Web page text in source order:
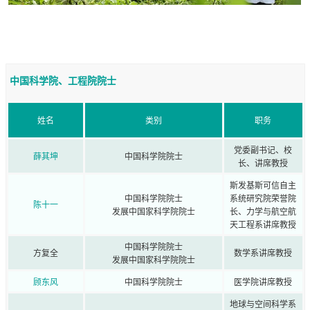
中国科学院、工程院院士
姓名 类别 职务
薛其坤 中国科学院院士
党委副书记、校
长、讲席教授
陈十一
中国科学院院士
发展中国家科学院院士
斯发基斯可信自主
系统研究院荣誉院
长、力学与航空航
天工程系讲席教授
方复全
中国科学院院士
发展中国家科学院院士
数学系讲席教授
顾东风 中国科学院院士 医学院讲席教授
地球与空间科学系